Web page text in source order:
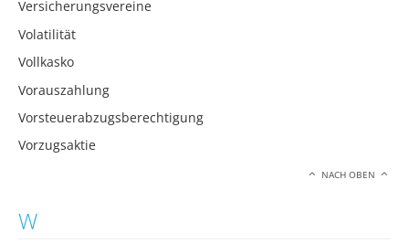
Versicherungsvereine
Volatilität
Vollkasko
Vorauszahlung
Vorsteuerabzugsberechtigung
Vorzugsaktie
NACH OBEN
W